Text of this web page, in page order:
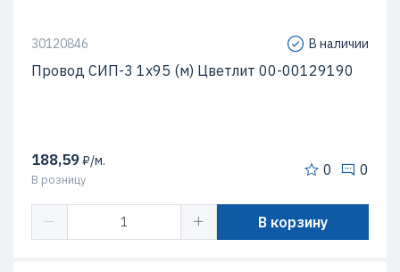
30120846 В наличии
Провод СИП-3 1х95 (м) Цветлит 00-00129190
188,59₽/м.
В розницу
0 0
В корзину